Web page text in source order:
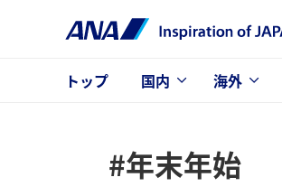
トップ 国内 海外
#年末年始